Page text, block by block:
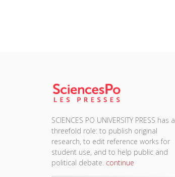
SCIENCES PO UNIVERSITY PRESS has a
threefold role: to publish original
research, to edit reference works for
student use, and to help public and
political debate. continue